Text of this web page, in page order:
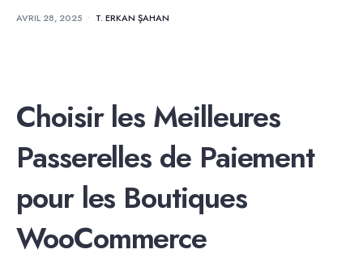
AVRIL 28, 2025 • T. ERKAN ŞAHAN
Choisir les Meilleures
Passerelles de Paiement
pour les Boutiques
WooCommerce